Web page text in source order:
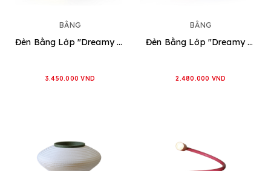
BẰNG
Đèn Bằng Lớp "Dreamy - Hình Chữ Nhật" [2 loại]
3.450.000 VND
BẰNG
Đèn Bằng Lớp "Dreamy - Hình Vuông" [2 loại]
2.480.000 VND